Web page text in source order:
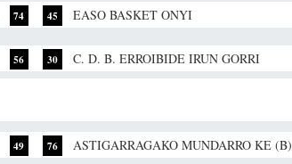
74 45 EASO BASKET ONYI
56 30 C. D. B. ERROIBIDE IRUN GORRI
49 76 ASTIGARRAGAKO MUNDARRO KE (B)